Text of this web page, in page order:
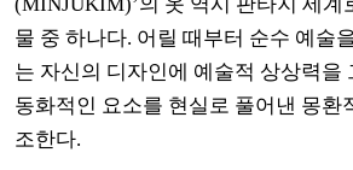
(MINJUKIM)’의 옷 역시 판타지 세계
물 중 하나다. 어릴 때부터 순수 예술
는 자신의 디자인에 예술적 상상력을
동화적인 요소를 현실로 풀어낸 몽환
조한다.